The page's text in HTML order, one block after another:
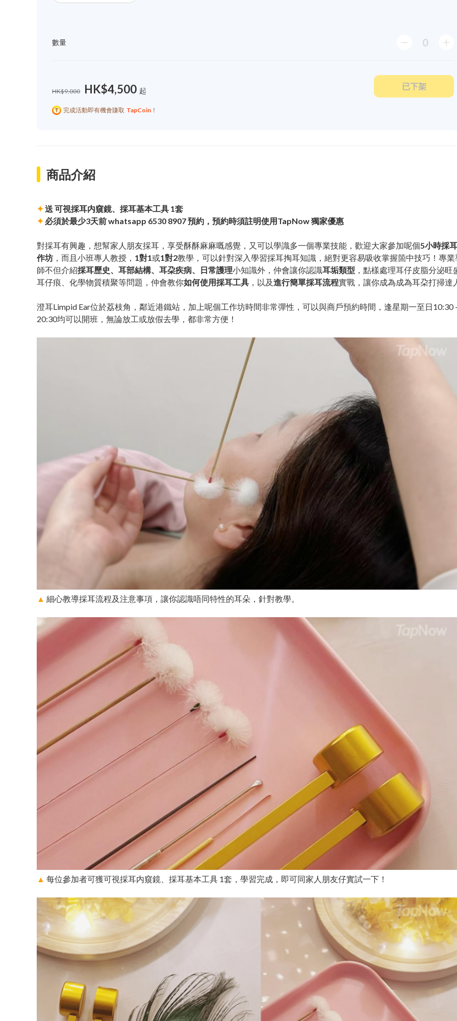
數量 0
HK$9,000 HK$4,500 起 已下架
完成活動即有機會賺取 TapCoin ！
商品介紹
✦送 可視採耳内窺鏡、採耳基本工具 1套
✦ 必須於最少3天前 whatsapp 6530 8907 預約，預約時須註明使用TapNow 獨家優惠
對採耳有興趣，想幫家人朋友採耳，享受酥酥麻麻嘅感覺，又可以學識多一個專業技能，歡迎大家參加呢個5小時採
作坊 ，而且小班專人教授， 1對1或1對2教學，可以針對深入學習採耳掏耳知識，絕對更容易吸收掌握箇中技巧！專業
師不但介紹採耳歷史、耳部結構、耳朶疾病、日常護理小知識外，仲會讓你認識耳垢類型 ，點樣處理耳仔皮脂分泌旺
耳仔痕、化學物質積聚等問題，仲會教你如何使用採耳工具 ，以及進行簡單採耳流程實戰，讓你成為成為耳朶打掃達
澄耳Limpid Ear位於荔枝角，鄰近港鐵站，加上呢個工作坊時間非常彈性，可以與商戶預約時間，逢星期一至日10:30 -
20:30均可以開班，無論放工或放假去學，都非常方便！
▲ 細心教導採耳流程及注意事項，讓你認識唔同特性的耳朵，針對教學。
▲ 每位參加者可獲可視採耳内窺鏡、採耳基本工具 1套，學習完成，即可同家人朋友仔實試一下！